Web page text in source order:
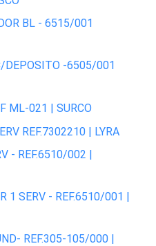
BL - 6515/001
DEPOSITO -6505/001
ML-021 | SURCO
REF.7302210 | LYRA
- REF.6510/002 |
1 SERV - REF.6510/001 |
REF.305-105/000 |